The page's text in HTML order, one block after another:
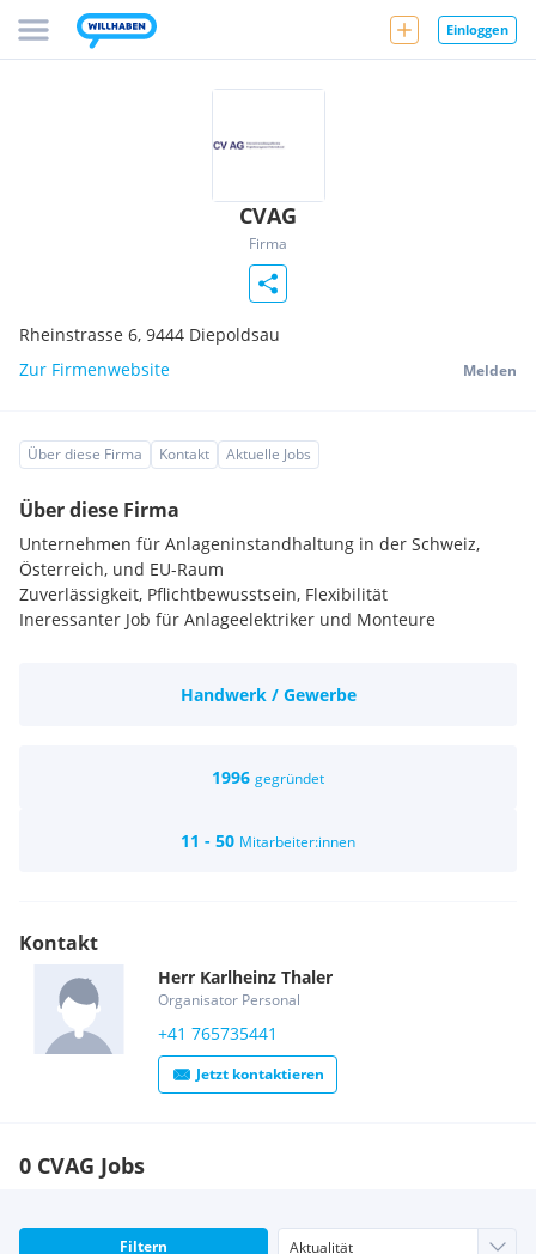
Einloggen
CVAG
Firma
Rheinstrasse 6, 9444 Diepoldsau
Zur Firmenwebsite
Melden
Über diese Firma Kontakt Aktuelle Jobs
Über diese Firma
Unternehmen für Anlageninstandhaltung in der Schweiz,
Österreich, und EU-Raum
Zuverlässigkeit, Pflichtbewusstsein, Flexibilität
Ineressanter Job für Anlageelektriker und Monteure
Handwerk / Gewerbe
1996 gegründet
11 - 50 Mitarbeiter:innen
Kontakt
Herr Karlheinz Thaler
Organisator Personal
+41 765735441
Jetzt kontaktieren
0 CVAG Jobs
Filtern